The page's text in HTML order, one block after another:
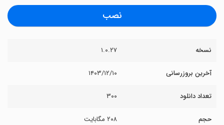
نصب
نسخه ۱.۰.۲۷
آخرین بروزرسانی ۱۴۰۳/۱۲/۱۰
تعداد دانلود ۳۰۰
حجم ۲۰۸ مگابایت